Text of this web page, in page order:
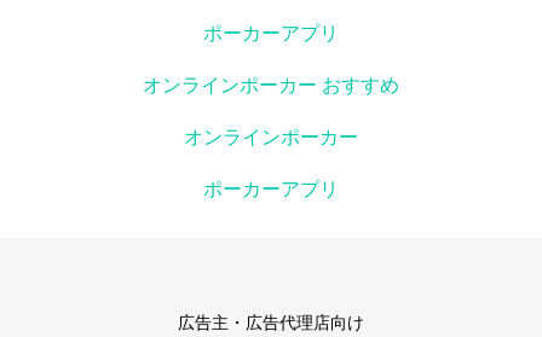
ポーカーアプリ
オンラインポーカー おすすめ
オンラインポーカー
ポーカーアプリ
広告主・広告代理店向け